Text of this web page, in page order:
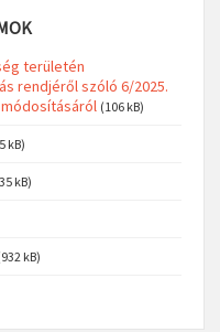
területén
rendjéről szóló 6/2025.
módosításáról (106 kB)
kB)
kB)
kB)